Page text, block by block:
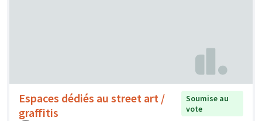
Espaces dédiés au street art /
graffitis
Soumise au
vote